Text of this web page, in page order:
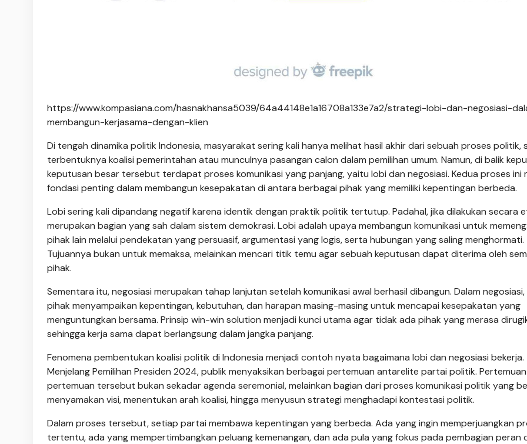
https://www.kompasiana.com/hasnakhansa5039/64a44148e1a16708a133e7a2/strategi-lobi-dan-negosiasi-
membangun-kerjasama-dengan-klien
Di tengah dinamika politik Indonesia, masyarakat sering kali hanya melihat hasil akhir dari sebuah proses politik,
terbentuknya koalisi pemerintahan atau munculnya pasangan calon dalam pemilihan umum. Namun, di balik
keputusan besar tersebut terdapat proses komunikasi yang panjang, yaitu lobi dan negosiasi. Kedua proses ini
fondasi penting dalam membangun kesepakatan di antara berbagai pihak yang memiliki kepentingan berbeda.
Lobi sering kali dipandang negatif karena identik dengan praktik politik tertutup. Padahal, jika dilakukan secara
merupakan bagian yang sah dalam sistem demokrasi. Lobi adalah upaya membangun komunikasi untuk
pihak lain melalui pendekatan yang persuasif, argumentasi yang logis, serta hubungan yang saling menghormati.
Tujuannya bukan untuk memaksa, melainkan mencari titik temu agar sebuah keputusan dapat diterima oleh
pihak.
Sementara itu, negosiasi merupakan tahap lanjutan setelah komunikasi awal berhasil dibangun. Dalam
pihak menyampaikan kepentingan, kebutuhan, dan harapan masing-masing untuk mencapai kesepakatan yang
menguntungkan bersama. Prinsip win-win solution menjadi kunci utama agar tidak ada pihak yang merasa
sehingga kerja sama dapat berlangsung dalam jangka panjang.
Fenomena pembentukan koalisi politik di Indonesia menjadi contoh nyata bagaimana lobi dan negosiasi bekerja.
Menjelang Pemilihan Presiden 2024, publik menyaksikan berbagai pertemuan antarelite partai politik.
pertemuan tersebut bukan sekadar agenda seremonial, melainkan bagian dari proses komunikasi politik yang
menyamakan visi, menentukan arah koalisi, hingga menyusun strategi menghadapi kontestasi politik.
Dalam proses tersebut, setiap partai membawa kepentingan yang berbeda. Ada yang ingin memperjuangkan
tertentu, ada yang mempertimbangkan peluang kemenangan, dan ada pula yang fokus pada pembagian peran